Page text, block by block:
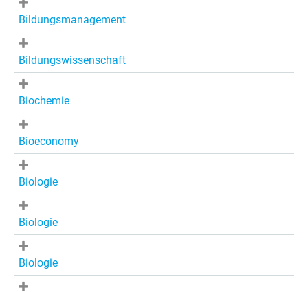
Bildungsmanagement
Bildungswissenschaft
Biochemie
Bioeconomy
Biologie
Biologie
Biologie